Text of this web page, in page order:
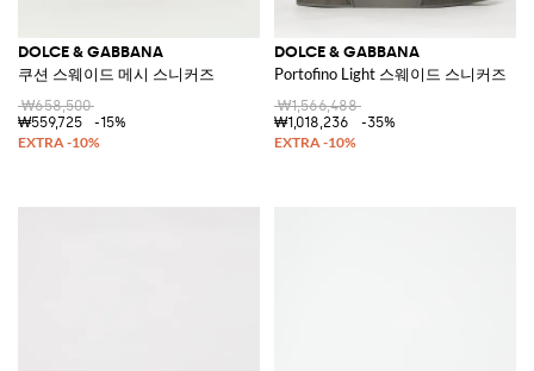
DOLCE & GABBANA
쿠션 스웨이드 메시 스니커즈
₩658,500
₩559,725
-15%
DOLCE & GABBANA
Portofino Light 스웨이드 스니커즈
₩1,566,488
₩1,018,236
-35%